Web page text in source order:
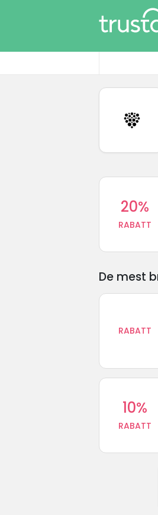
20%
RABATT
De mest
RABATT
10%
RABATT